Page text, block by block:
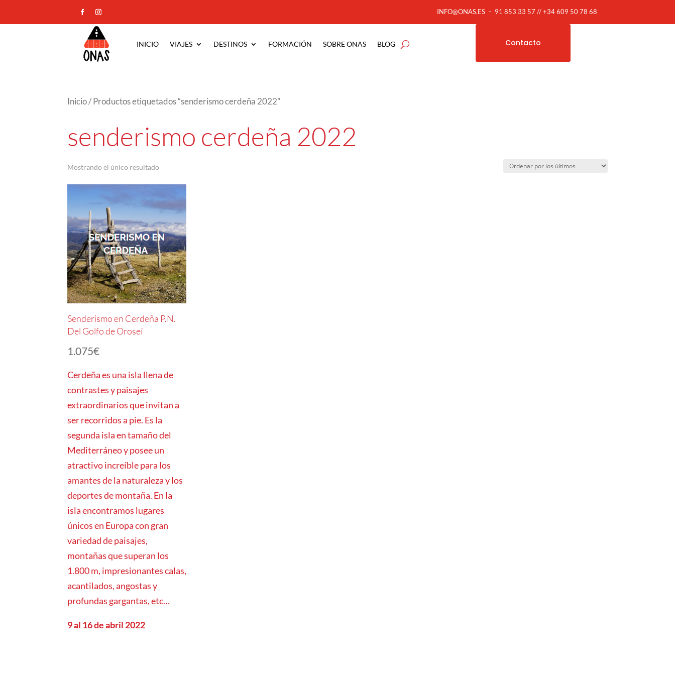
INFO@ONAS.ES – 91 853 33 57 // +34 609 50 78 68
INICIO VIAJES DESTINOS FORMACIÓN SOBRE ONAS BLOG Contacto
Inicio/ Productos etiquetados “senderismo cerdeña 2022”
senderismo cerdeña 2022
Mostrando el único resultado
Senderismo en Cerdeña P.N.
Del Golfo de Oroseí
1.075€
Cerdeña es una isla llena de
contrastes y paisajes
extraordinarios que invitan a
ser recorridos a pie. Es la
segunda isla en tamaño del
Mediterráneo y posee un
atractivo increíble para los
amantes de la naturaleza y los
deportes de montaña. En la
isla encontramos lugares
únicos en Europa con gran
variedad de paisajes,
montañas que superan los
1.800 m, impresionantes calas,
acantilados, angostas y
profundas gargantas, etc…
9 al 16 de abril 2022